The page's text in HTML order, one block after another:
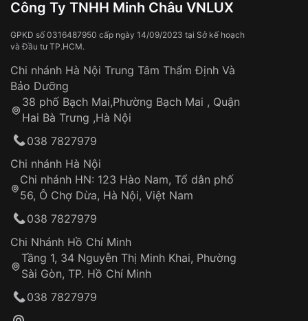
Thời gian vận chuyển trung bình: 3 – 5 ngày
làm việc
Áp dụng cho tất cả tỉnh thành trên toàn quốc
Thời gian tính từ khi xác nhận đơn hàng thành
công
Hotline: 0585 215 215
Từ khóa SEO:
Khách hàng kiểm tra và thanh toán trực tiếp
Đồng hồ bị hư hỏng do:
Tai nạn hoặc tác động từ bên ngoài
Hao mòn tự nhiên theo thời gian:
Dây đeo
Sản phẩm đã bị:
Tự ý sửa chữa
thống VNLUX
Đảm bảo quyền lợi khách hàng
Đồng hành cùng khách hàng trong suốt quá
trình sử dụng
Công Ty TNHH Minh Châu VNLUX
GPKD số 0316487950 cấp ngày 14/09/2023 tại Sở kế hoạch
và Đầu tư TP.HCM.
Chi nhánh Hà Nội Trung Tâm Thẩm Định Và
Bảo Dưỡng
38 phố Bạch Mai,Phường Bạch Mai , Quận
Hai Bà Trưng ,Hà Nội
038 7827979
Chi nhánh Hà Nội
Chi nhánh HN: 123 Hào Nam, Tổ dân phố
56, Ô Chợ Dừa, Hà Nội, Việt Nam
038 7827979
Chi Nhánh Hồ Chí Minh
Tầng 1, 34 Nguyễn Thị Minh Khai, Phường
Sài Gòn, TP. Hồ Chí Minh
038 7827979